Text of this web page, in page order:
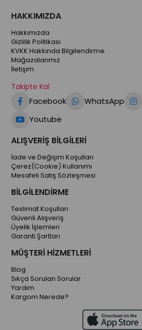
HAKKIMIZDA
Hakkımızda
Gizlilik Politikası
KVKK Hakkında Bilgilendirme
Mağazalarımız
İletişim
Takipte Kal
Facebook WhatsApp
Youtube
ALIŞVERİŞ BİLGİLERİ
İade ve Değişim Koşulları
Çerez(Cookie) Kullanımı
Mesafeli Satış Sözleşmesi
BİLGİLENDİRME
Teslimat Koşulları
Güvenli Alışveriş
Üyelik İşlemleri
Garanti Şartları
MÜŞTERİ HİZMETLERİ
Blog
Sıkça Sorulan Sorular
Yardım
Kargom Nerede?